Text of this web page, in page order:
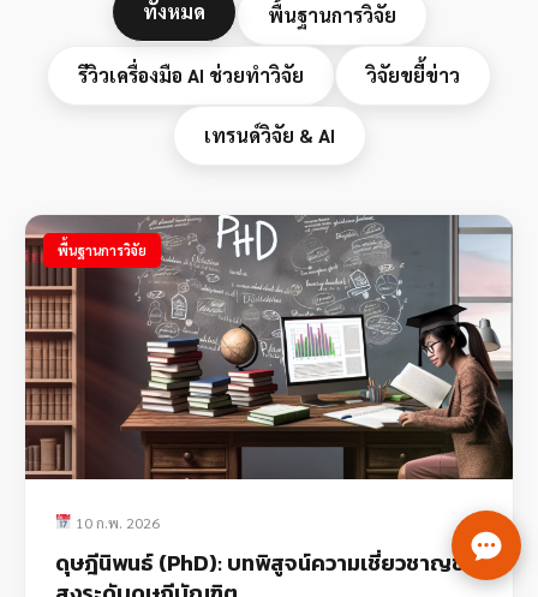
ทั้งหมด พื้นฐานการวิจัย
รีวิวเครื่องมือ AI ช่วยทำวิจัย วิจัยขยี้ข่าว
เทรนด์วิจัย & AI
พื้นฐานการวิจัย
10 ก.พ. 2026
ดุษฎีนิพนธ์ (PhD): บทพิสูจน์ความเชี่ยวชาญขั้น